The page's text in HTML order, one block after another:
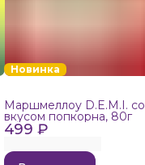
Новинка
499 ₽
Маршмеллоу D.E.M.I. со
вкусом попкорна, 80г